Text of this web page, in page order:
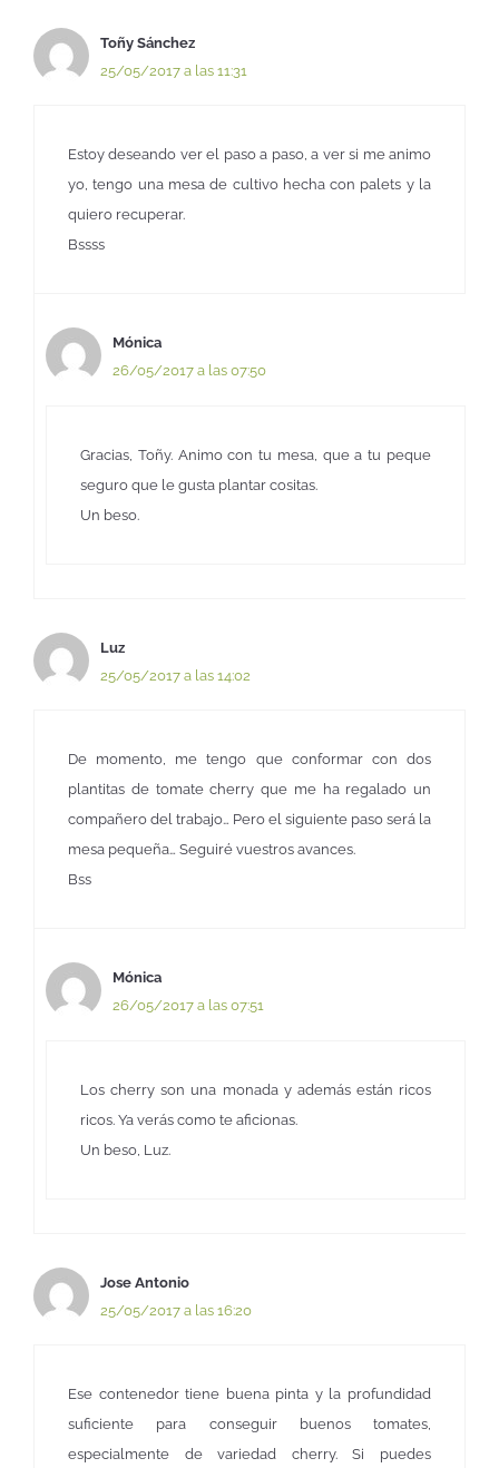
Toñy Sánchez
25/05/2017 a las 11:31
Estoy deseando ver el paso a paso, a ver si me animo
yo, tengo una mesa de cultivo hecha con palets y la
quiero recuperar.
Bssss
Mónica
26/05/2017 a las 07:50
Gracias, Toñy. Animo con tu mesa, que a tu peque
seguro que le gusta plantar cositas.
Un beso.
Luz
25/05/2017 a las 14:02
De momento, me tengo que conformar con dos
plantitas de tomate cherry que me ha regalado un
compañero del trabajo… Pero el siguiente paso será la
mesa pequeña… Seguiré vuestros avances.
Bss
Mónica
26/05/2017 a las 07:51
Los cherry son una monada y además están ricos
ricos. Ya verás como te aficionas.
Un beso, Luz.
Jose Antonio
25/05/2017 a las 16:20
Ese contenedor tiene buena pinta y la profundidad
suficiente para conseguir buenos tomates,
especialmente de variedad cherry. Si puedes